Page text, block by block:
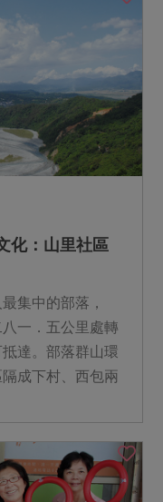
化：山里社區
集中的部落，
一．五公里處轉
達。部落群山環
成下村、西包兩